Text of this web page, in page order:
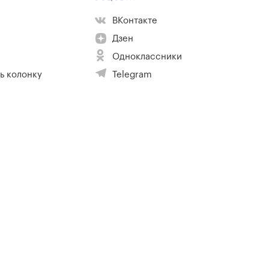
колонку
ВКонтакте
Дзен
Одноклассники
Telegram